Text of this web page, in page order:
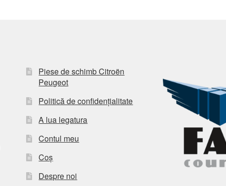
Piese de schimb Citroën
Peugeot
Politică de confidențialitate
A lua legatura
Contul meu
Coș
Despre noi